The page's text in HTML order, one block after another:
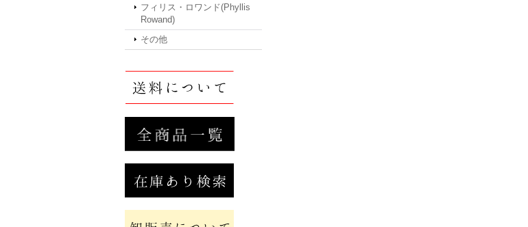
フィリス・ロワンド(Phyllis
Rowand)
その他